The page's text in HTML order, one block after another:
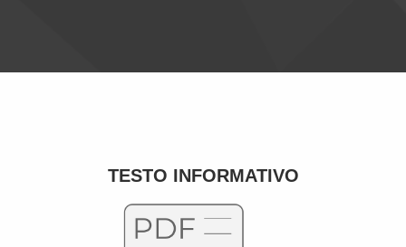
TESTO INFORMATIVO